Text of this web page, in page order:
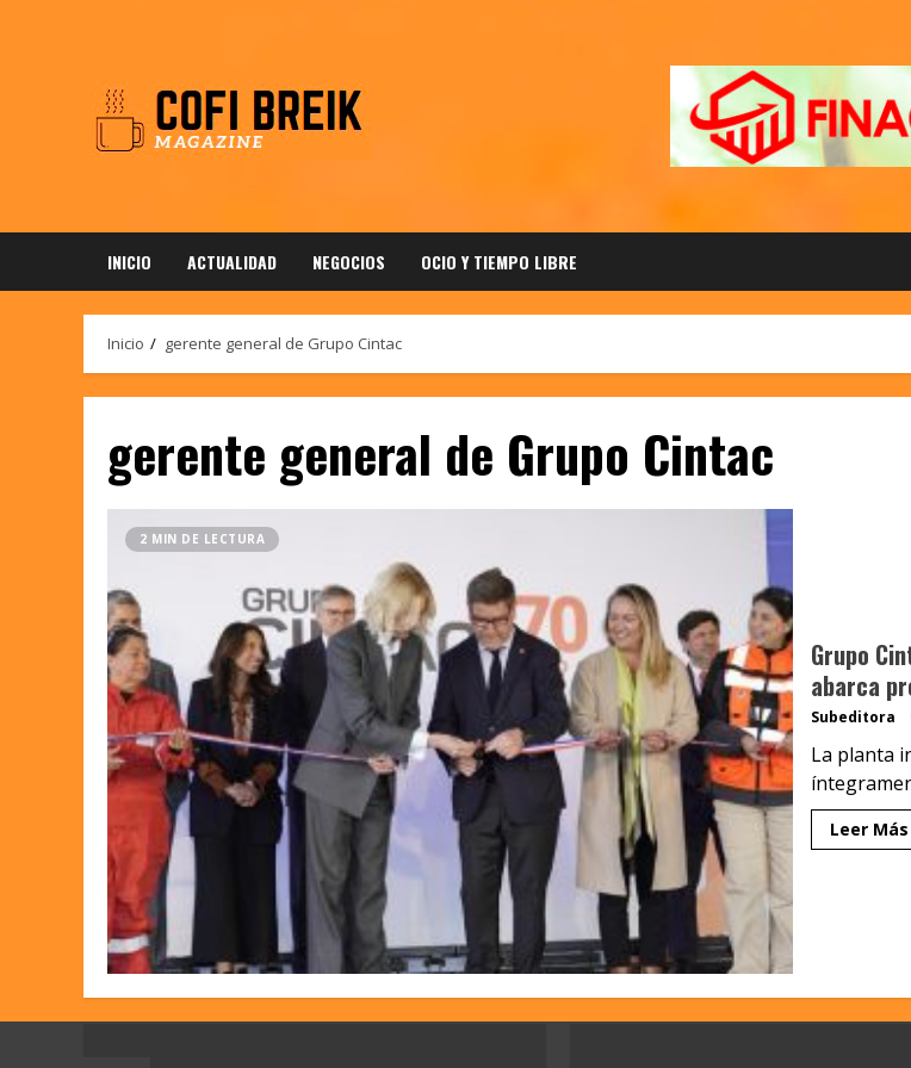
INICIO ACTUALIDAD NEGOCIOS OCIO Y TIEMPO LIBRE
Inicio gerente general de Grupo Cintac
gerente general de Grupo Cintac
2 MIN DE LECTURA
Grupo
abarca
Subeditora
La planta
Leer Más